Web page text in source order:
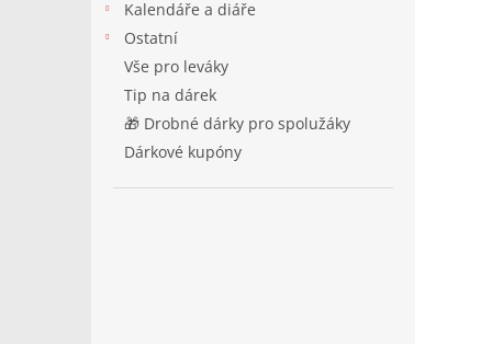
Kalendáře a diáře
Ostatní
Vše pro leváky
Tip na dárek
🎁 Drobné dárky pro spolužáky
Dárkové kupóny